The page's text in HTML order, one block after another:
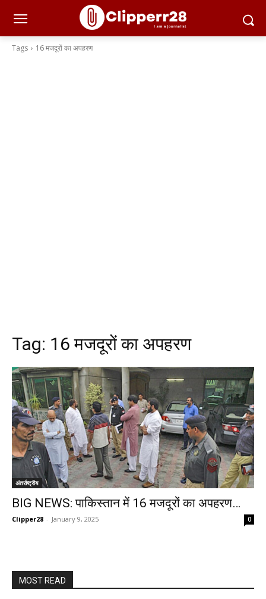
Tags 16 मजदूरों का अपहरण
Tag: 16 मजदूरों का अपहरण
अंतर्राष्ट्रीय
BIG NEWS: पाकिस्तान में 16 मजदूरों का अपहरण…
Clipper28 - January 9, 2025 0
MOST READ